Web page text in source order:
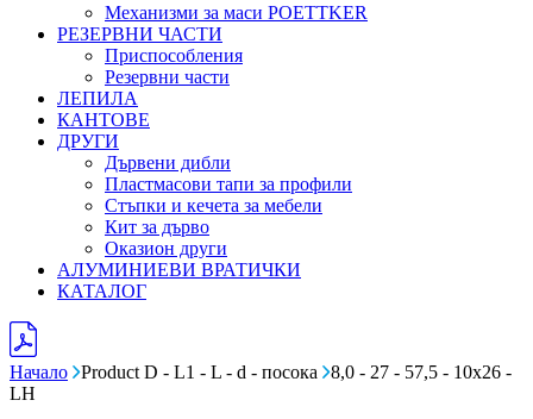
Механизми за маси POETTKER
РЕЗЕРВНИ ЧАСТИ
Приспособления
Резервни части
ЛЕПИЛА
КАНТОВЕ
ДРУГИ
Дървени дибли
Пластмасови тапи за профили
Стъпки и кечета за мебели
Кит за дърво
Оказион други
АЛУМИНИЕВИ ВРАТИЧКИ
КАТАЛОГ
Начало Product D - L1 - L - d - посока
8,0 - 27 - 57,5 - 10x26 -
LH